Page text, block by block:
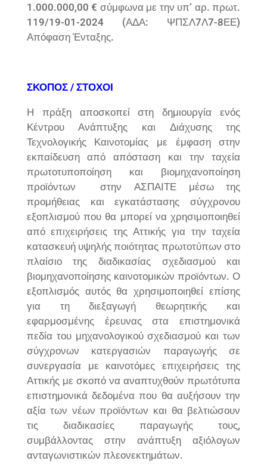
1.000.000,00 € σύμφωνα με την υπ’ αρ. πρωτ.
119/19-01-2024 (ΑΔΑ: ΨΠΣΛ7Λ7-8ΕΕ)
Απόφαση Ένταξης.
ΣΚΟΠΟΣ / ΣΤΟΧΟΙ
Η πράξη αποσκοπεί στη δημιουργία ενός
Κέντρου Ανάπτυξης και Διάχυσης της
Τεχνολογικής Καινοτομίας με έμφαση στην
εκπαίδευση από απόσταση και την ταχεία
πρωτοτυποποίηση και βιομηχανοποίηση
προϊόντων στην ΑΣΠΑΙΤΕ μέσω της
προμήθειας και εγκατάστασης σύγχρονου
εξοπλισμού που θα μπορεί να χρησιμοποιηθεί
από επιχειρήσεις της Αττικής για την ταχεία
κατασκευή υψηλής ποιότητας πρωτοτύπων στο
πλαίσιο της διαδικασίας σχεδιασμού και
βιομηχανοποίησης καινοτομικών προϊόντων. Ο
εξοπλισμός αυτός θα χρησιμοποιηθεί επίσης
για τη διεξαγωγή θεωρητικής και
εφαρμοσμένης έρευνας στα επιστημονικά
πεδία του μηχανολογικού σχεδιασμού και των
σύγχρονων κατεργασιών παραγωγής σε
συνεργασία με καινοτόμες επιχειρήσεις της
Αττικής με σκοπό να αναπτυχθούν πρωτότυπα
επιστημονικά δεδομένα που θα αυξήσουν την
αξία των νέων προϊόντων και θα βελτιώσουν
τις διαδικασίες παραγωγής τους,
συμβάλλοντας στην ανάπτυξη αξιόλογων
ανταγωνιστικών πλεονεκτημάτων.